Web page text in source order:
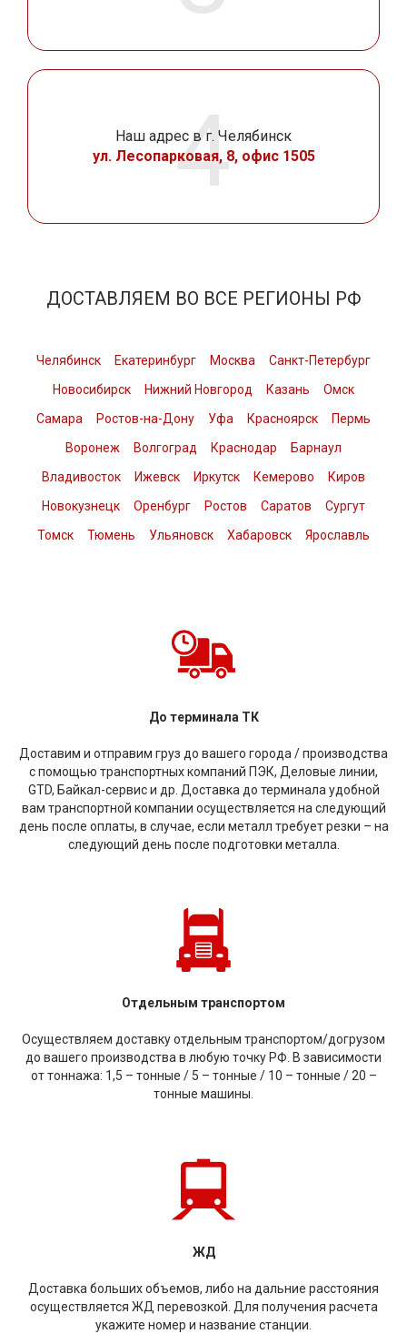
Наш адрес в г. Челябинск
ул. Лесопарковая, 8, офис 1505
ДОСТАВЛЯЕМ ВО ВСЕ РЕГИОНЫ РФ
Челябинск Екатеринбург Москва
Санкт-Петербург
Новосибирск
Нижний Новгород Казань
Омск
Самара
Ростов-на-Дону Уфа Красноярск
Пермь
Воронеж
Волгоград Краснодар
Барнаул
Владивосток
Ижевск Иркутск Кемерово
Киров
Новокузнецк
Оренбург Ростов Саратов
Сургут
Томск
Тюмень Ульяновск Хабаровск Ярославль
До терминала ТК
Доставим и отправим груз до вашего города / производства
с помощью транспортных компаний ПЭК, Деловые линии,
GTD, Байкал-сервис и др. Доставка до терминала удобной
вам транспортной компании осуществляется на следующий
день после оплаты, в случае, если металл требует резки – на
следующий день после подготовки металла.
Отдельным транспортом
Осуществляем доставку отдельным транспортом/догрузом
до вашего производства в любую точку РФ. В зависимости
от тоннажа: 1,5 – тонные / 5 – тонные / 10 – тонные / 20 –
тонные машины.
ЖД
Доставка больших объемов, либо на дальние расстояния
осуществляется ЖД перевозкой. Для получения расчета
укажите номер и название станции.